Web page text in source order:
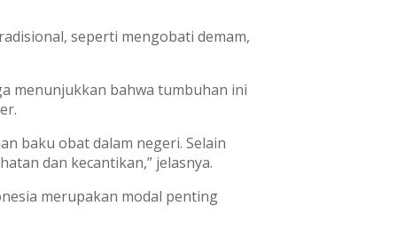
seperti mengobati demam,
menunjukkan bahwa tumbuhan ini
baku obat dalam negeri. Selain
dan kecantikan,” jelasnya.
merupakan modal penting